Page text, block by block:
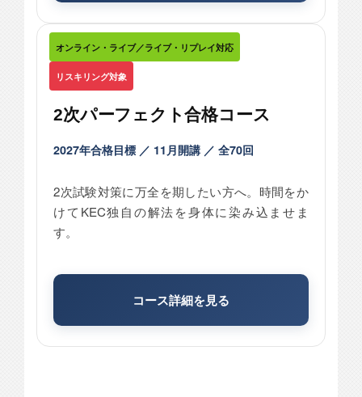
オンライン・ライブ／ライブ・リプレイ対応
リスキリング対象
2次パーフェクト合格コース
2027年合格目標 ／ 11月開講 ／ 全70回
2次試験対策に万全を期したい方へ。時間をか
けてKEC独自の解法を身体に染み込ませま
す。
コース詳細を見る